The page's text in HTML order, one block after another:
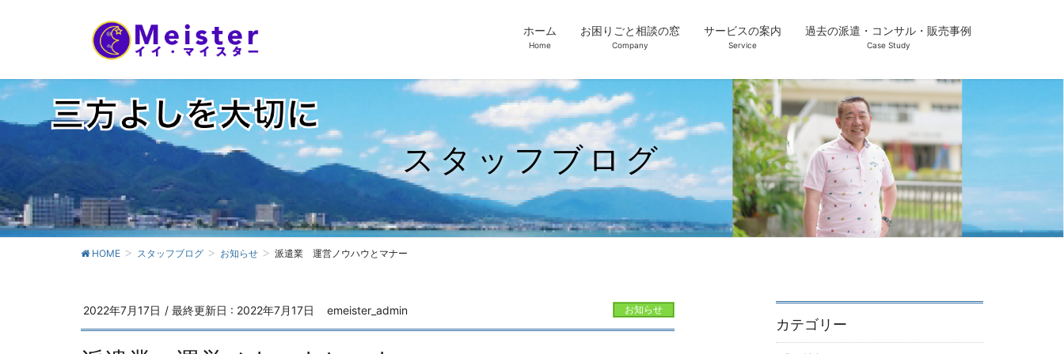
ホーム
Home
お困りごと相談の窓
Company
サービスの案内
Service
過去の派遣・コンサル・販売事例
Case Study
スタッフブログ
HOME スタッフブログ お知らせ 派遣業 運営ノウハウとマナー
2022年7月17日 / 最終更新日 : 2022年7月17日 emeister_admin お知らせ
カテゴリー